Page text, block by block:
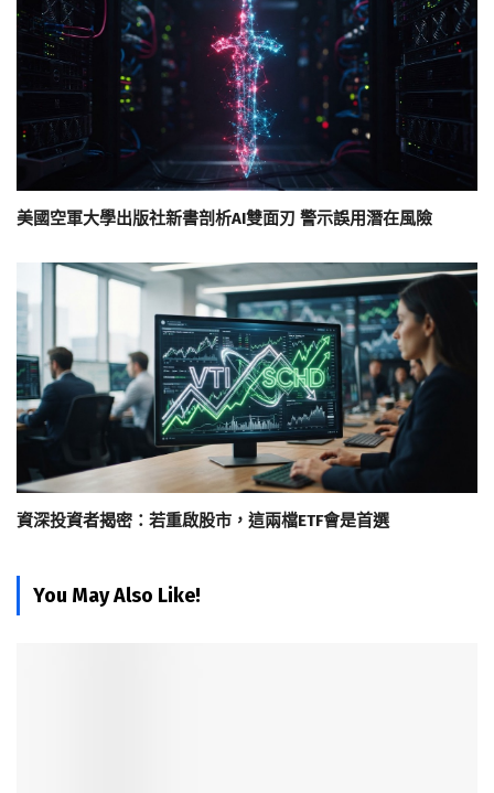
美國空軍大學出版社新書剖析AI雙面刃 警示誤用潛在風險
資深投資者揭密：若重啟股市，這兩檔ETF會是首選
You May Also Like!